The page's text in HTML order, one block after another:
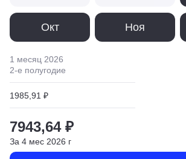
Окт Ноя
1 месяц 2026
2-е полугодие
1985,91 ₽
7943,64 ₽
За 4 мес 2026 г